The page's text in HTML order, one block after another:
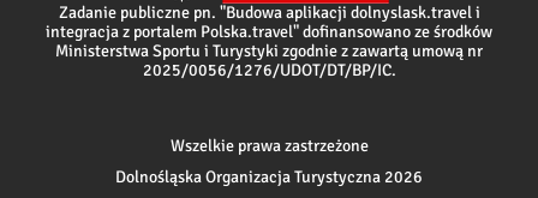
Zadanie publiczne pn. "Budowa aplikacji dolnyslask.travel i
integracja z portalem Polska.travel" dofinansowano ze środków
Ministerstwa Sportu i Turystyki zgodnie z zawartą umową nr
2025/0056/1276/UDOT/DT/BP/IC.
Wszelkie prawa zastrzeżone
Dolnośląska Organizacja Turystyczna 2026